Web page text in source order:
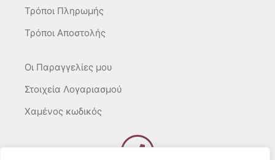
Τρόποι Πληρωμής
Τρόποι Αποστολής
Οι Παραγγελίες μου
Στοιχεία Λογαριασμού
Χαμένος κωδικός